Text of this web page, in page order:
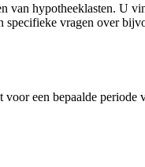
van hypotheeklasten. U
specifieke vragen over
een bepaalde